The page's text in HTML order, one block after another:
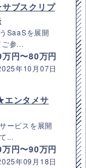
ブスクリプ
SaaSを展開
参...
円〜80万円
年10月07日
エンタメサ
ービスを展開
...
円〜90万円
年09月18日